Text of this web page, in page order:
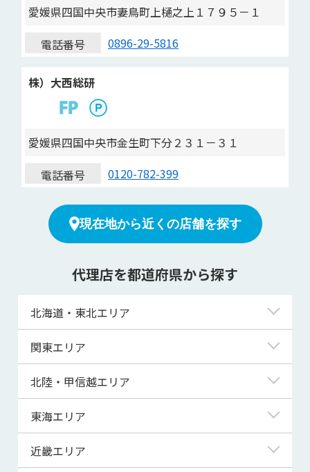
愛媛県四国中央市妻鳥町上樋之上１７９５－１
電話番号
0896-29-5816
株）大西総研
愛媛県四国中央市金生町下分２３１－３１
電話番号
0120-782-399
現在地から近くの店舗を探す
代理店を都道府県から探す
北海道・東北エリア
北海道
青森県
宮城県
関東エリア
東京都
神奈川県
埼玉県
北陸・甲信越エリア
新潟県
富山県
東海エリア
岐阜県
近畿エリア